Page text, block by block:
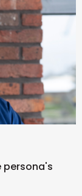
persona's